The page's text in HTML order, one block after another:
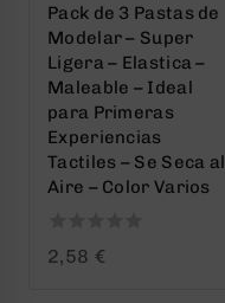
Pack de 3 Pastas de
Modelar – Super
Ligera – Elastica –
Maleable – Ideal
para Primeras
Experiencias
Tactiles – Se Seca al
Aire – Color Varios
0
2,58 €